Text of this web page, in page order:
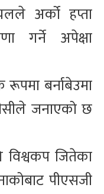
अर्को हप्ता
गर्ने अपेक्षा
बर्नाबेउमा
जनाएको छ
विश्वकप जितेका
पीएसजी